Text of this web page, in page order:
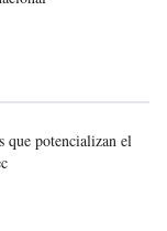
que potencializan el